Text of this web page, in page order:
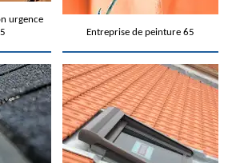
urgence
Entreprise de peinture 65